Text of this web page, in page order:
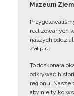
Muzeum
realizowanych
naszych
Zalipiu.
To doskonała
odkrywać
regionu. Nasze
aby nie tylko